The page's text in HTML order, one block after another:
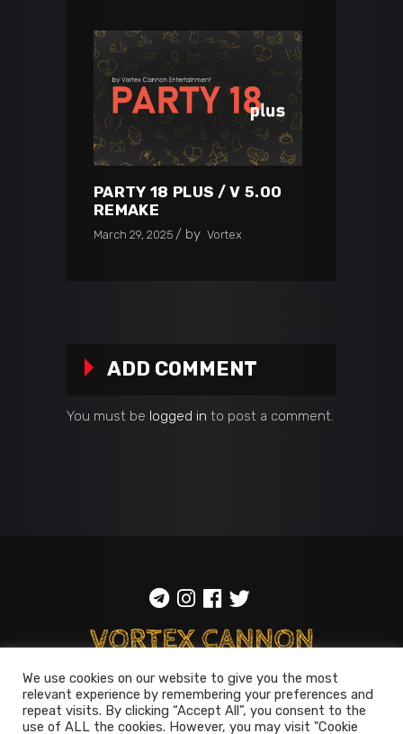
PARTY 18 PLUS / V 5.00
REMAKE
March 29, 2025 by Vortex
ADD COMMENT
You must be logged in to post a comment.
ToS::Privacy policy
© 2014-2026Vortex Cannon
We use cookies on our website to give you the most
relevant experience by remembering your preferences and
repeat visits. By clicking “Accept All”, you consent to the
use of ALL the cookies. However, you may visit "Cookie